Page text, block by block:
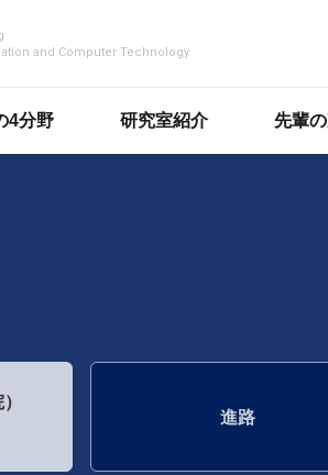
and Computer Technology
4分野 研究室紹介 先輩
進路